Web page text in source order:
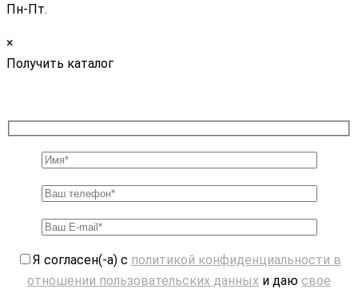
Пн-Пт.
×
Получить каталог
Я согласен(-а) с политикой конфиденциальности в
отношении пользовательских данных и даю свое